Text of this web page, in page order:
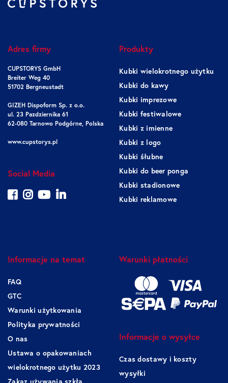
Adres firmy
CUPSTORYS GmbH
Breiter Weg 40
51702 Bergneustadt
GIZEH Dispoform Sp. z o.o.
ul. 23 Pazdziernika 61
62-080 Tarnowo Podgórne, Polska
www.cupstorys.pl
Social Media
Produkty
Kubki wielokrotnego użytku
Kubki do kawy
Kubki imprezowe
Kubki festiwalowe
Kubki z imienne
Kubki z logo
Kubki śłubne
Kubki do beer ponga
Kubki stadionowe
Kubki reklamowe
Informacje na temat
FAQ
GTC
Warunki użytkowania
Polityka prywatności
O nas
Ustawa o opakowaniach
wielokrotnego użytku 2023
Warunki płatności
Informacje o wysyłce
Czas dostawy i koszty
wysyłki